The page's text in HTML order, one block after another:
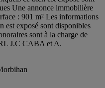
Une annonce immobilière
: 901 m² Les informations
est exposé sont disponibles
sont à la charge de
J.C CABA et A.